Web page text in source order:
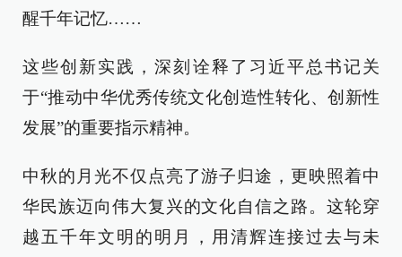
醒千年记忆……
这些创新实践，深刻诠释了习近平总书记关
于“推动中华优秀传统文化创造性转化、创新性
发展”的重要指示精神。
中秋的月光不仅点亮了游子归途，更映照着中
华民族迈向伟大复兴的文化自信之路。这轮穿
越五千年文明的明月，用清辉连接过去与未